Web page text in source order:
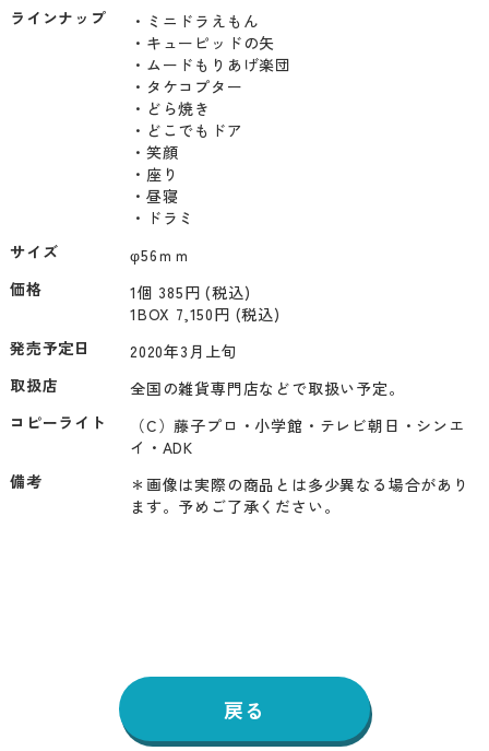
ラインナップ
・ミニドラえもん
・キューピッドの矢
・ムードもりあげ楽団
・タケコプター
・どら焼き
・どこでもドア
・笑顔
・座り
・昼寝
・ドラミ
サイズ
φ56ｍｍ
価格
1個 385円 (税込)
1BOX 7,150円 (税込)
発売予定日
2020年3月上旬
取扱店
全国の雑貨専門店などで取扱い予定。
コピーライト
（C）藤子プロ・小学館・テレビ朝日・シンエ
イ・ADK
備考
＊画像は実際の商品とは多少異なる場合があり
ます。予めご了承ください。
戻る